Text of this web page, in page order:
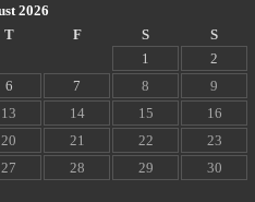
2026
T F S
S
1
2
6 7 8
9
13 14 15
16
20 21 22
23
27 28 29
30